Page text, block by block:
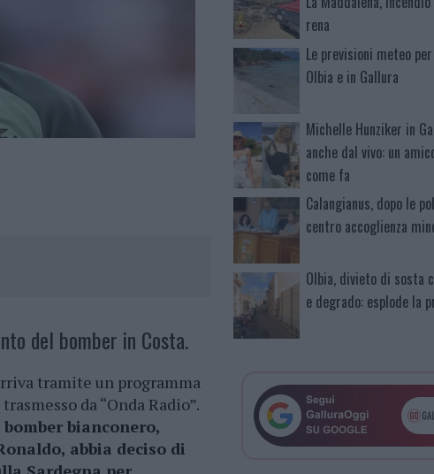
del bomber in Costa.
tramite un programma
da “Onda Radio”.
bianconero,
abbia deciso di
rena
Le previsioni meteo
Olbia e in Gallura
Michelle Hunziker in
anche dal vivo: un
come fa
Calangianus, dopo le
centro accoglienza
Olbia, divieto di sosta
e degrado: esplode la